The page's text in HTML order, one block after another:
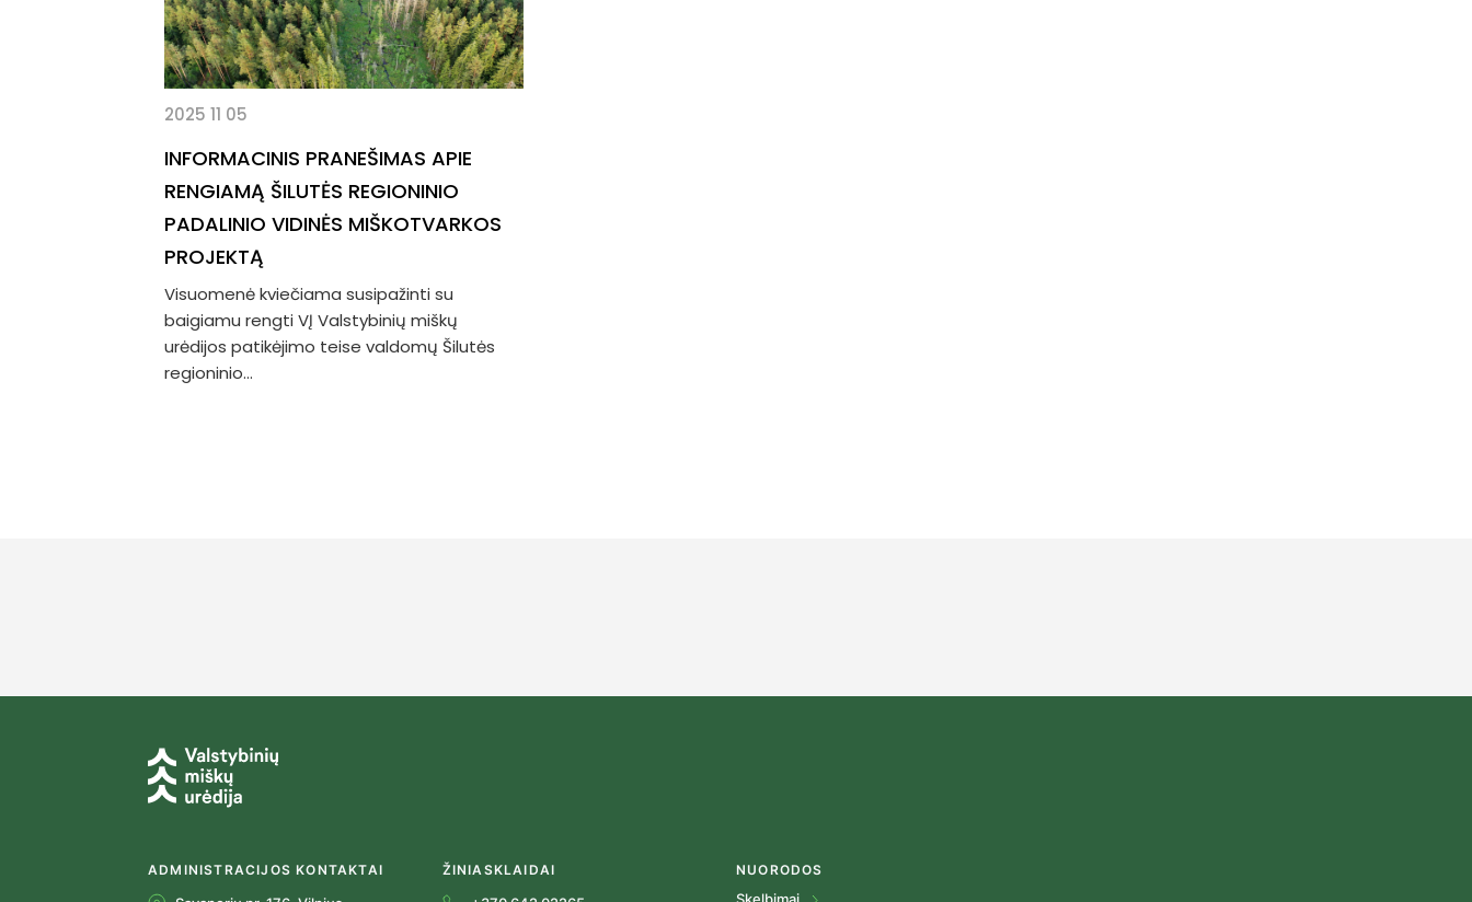
2025 11 05
INFORMACINIS PRANEŠIMAS APIE
RENGIAMĄ ŠILUTĖS REGIONINIO
PADALINIO VIDINĖS MIŠKOTVARKOS
PROJEKTĄ
Visuomenė kviečiama susipažinti su
baigiamu rengti VĮ Valstybinių miškų
urėdijos patikėjimo teise valdomų Šilutės
regioninio...
ADMINISTRACIJOS KONTAKTAI ŽINIASKLAIDAI NUORODOS